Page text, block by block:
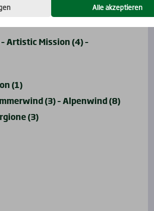
(7) – Akua’daro (2)
Artistic Mission (4) –
(1)
(3) – Alpenwind (8)
(3)
Alle akzeptieren